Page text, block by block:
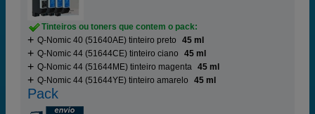
Tinteiros ou toners que contem o pack:
Q-Nomic 40 (51640AE) tinteiro preto
45 ml
Q-Nomic 44 (51644CE) tinteiro ciano
45 ml
Q-Nomic 44 (51644ME) tinteiro magenta 45 ml
Q-Nomic 44 (51644YE) tinteiro amarelo
45 ml
Pack